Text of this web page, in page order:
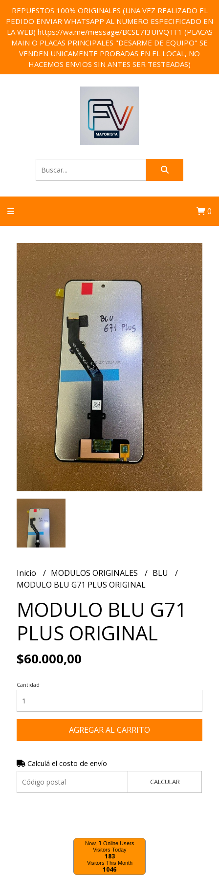
REPUESTOS 100% ORIGINALES (UNA VEZ REALIZADO EL
PEDIDO ENVIAR WHATSAPP AL NUMERO ESPECIFICADO EN
LA WEB) https://wa.me/message/BCSE7I3UIVQTF1 (PLACAS
MAIN O PLACAS PRINCIPALES "DESARME DE EQUIPO" SE
VENDEN UNICAMENTE PROBADAS EN EL LOCAL, NO
HACEMOS ENVIOS SIN ANTES SER TESTEADAS)
0
Inicio MODULOS ORIGINALES
BLU
MODULO BLU G71 PLUS ORIGINAL
MODULO BLU G71
PLUS ORIGINAL
$60.000,00
Cantidad
AGREGAR AL CARRITO
Calculá el costo de envío
CALCULAR
Now, 1 Online Users
Visitors Today
183
Visitors This Month
1046